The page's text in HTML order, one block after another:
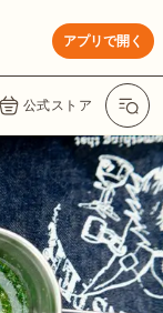
アプリで開く
公式ストア